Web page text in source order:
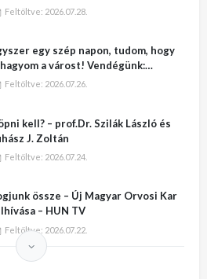
KATALÓGUS
Feltöltve: 2026.07.28.
egy szép napon, tudom, hogy
a várost! Vendégünk:
Ágnes Éva – MAGARIA –
Feltöltve: 2026.07.26.
kell? – prof.Dr. Szilák László és
J. Zoltán
Feltöltve: 2026.07.24.
össze – Új Magyar Orvosi Kar
– HUN TV
Feltöltve: 2026.07.22.